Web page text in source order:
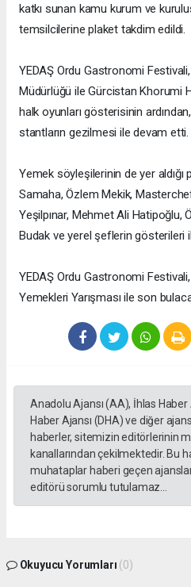
katkı sunan kamu kurum ve
temsilcilerine plaket takdim edildi.
YEDAŞ Ordu Gastronomi
Müdürlüğü ile Gürcistan Khorumi
halk oyunları gösterisinin
stantların gezilmesi ile devam etti.
Yemek söyleşilerinin de yer aldığı
Samaha, Özlem Mekik,
Yeşilpınar, Mehmet Ali Hatipoğlu,
Budak ve yerel şeflerin gösterileri
YEDAŞ Ordu Gastronomi
Yemekleri Yarışması ile son
Anadolu Ajansı (AA), İhlas Haber
Haber Ajansı (DHA) ve diğer
haberler, sitemizin editörlerinin
kanallarından çekilmektedir. Bu
muhataplar haberi geçen
editörü sorumlu tutulamaz...
Okuyucu Yorumları (0)